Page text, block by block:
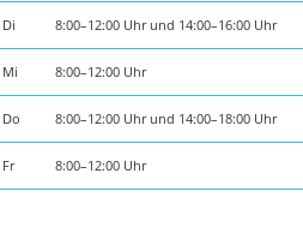
Di 8:00–12:00 Uhr und 14:00–16:00 Uhr
Mi 8:00–12:00 Uhr
Do 8:00–12:00 Uhr und 14:00–18:00 Uhr
Fr 8:00–12:00 Uhr